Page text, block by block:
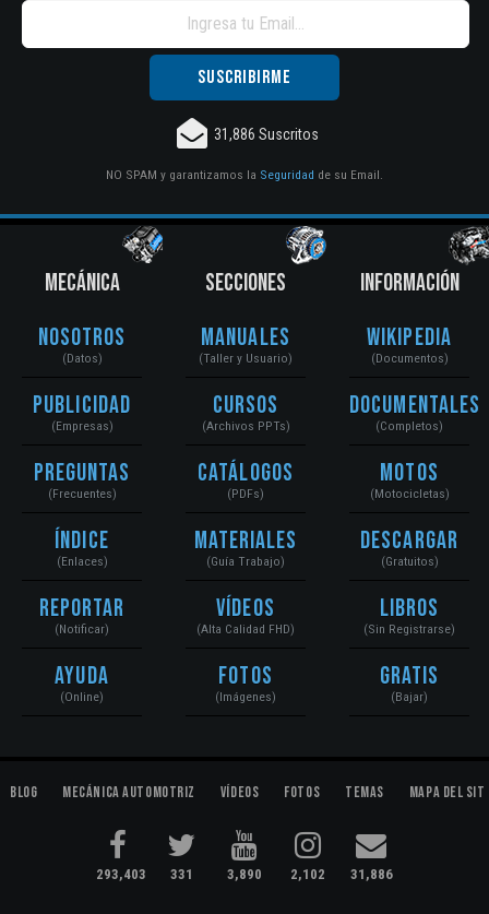
31,886 Suscritos
NO SPAM y garantizamos la Seguridad de su Email.
MECÁNICA
Nosotros
(Datos)
Publicidad
(Empresas)
Preguntas
(Frecuentes)
Índice
(Enlaces)
Reportar
(Notificar)
Ayuda
(Online)
SECCIONES
Manuales
(Taller y Usuario)
Cursos
(Archivos PPTs)
Catálogos
(PDFs)
Materiales
(Guía Trabajo)
Vídeos
(Alta Calidad FHD)
Fotos
(Imágenes)
INFORMACIÓN
Wikipedia
(Documentos)
Documentales
(Completos)
Motos
(Motocicletas)
Descargar
(Gratuitos)
Libros
(Sin Registrarse)
Gratis
(Bajar)
Blog Mecánica Automotriz Vídeos Fotos Temas Mapa del
293,403 331 3,890 2,102 31,886